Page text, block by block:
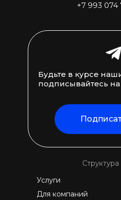
+7 993 074
Будьте в курсе
подписывайтесь
Для компаний
Услуги
Структура